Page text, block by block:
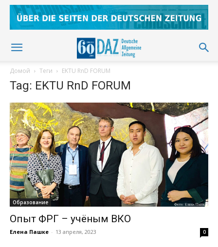
Домой Теги EKTU RnD FORUM
Tag: EKTU RnD FORUM
Образование
Опыт ФРГ – учёным ВКО
Елена Пашке - 13 апреля, 2023 0